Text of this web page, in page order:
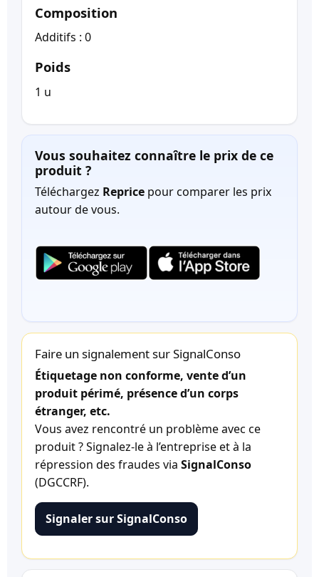
Composition
Additifs : 0
Poids
1 u
Vous souhaitez connaître le prix de ce
produit ?
Téléchargez Reprice pour comparer les prix
autour de vous.
Faire un signalement sur SignalConso
Étiquetage non conforme, vente d’un
produit périmé, présence d’un corps
étranger, etc.
Vous avez rencontré un problème avec ce
produit ? Signalez-le à l’entreprise et à la
répression des fraudes via SignalConso
(DGCCRF).
Signaler sur SignalConso